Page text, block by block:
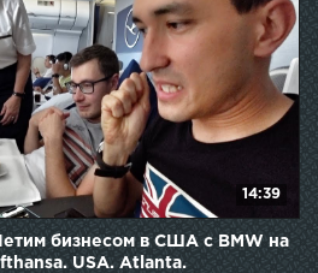
14:39
бизнесом в США с BMW на
USA. Atlanta.